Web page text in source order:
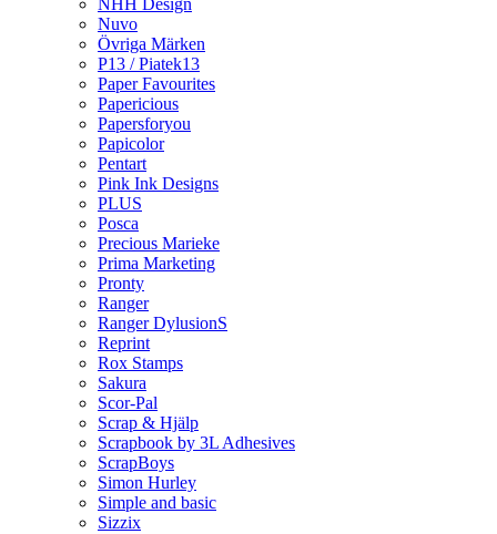
NHH Design
Nuvo
Övriga Märken
P13 / Piatek13
Paper Favourites
Papericious
Papersforyou
Papicolor
Pentart
Pink Ink Designs
PLUS
Posca
Precious Marieke
Prima Marketing
Pronty
Ranger
Ranger DylusionS
Reprint
Rox Stamps
Sakura
Scor-Pal
Scrap & Hjälp
Scrapbook by 3L Adhesives
ScrapBoys
Simon Hurley
Simple and basic
Sizzix